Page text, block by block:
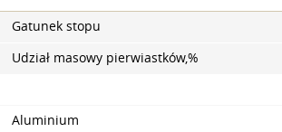
Gatunek stopu
Udział masowy pierwiastków,%
Aluminium